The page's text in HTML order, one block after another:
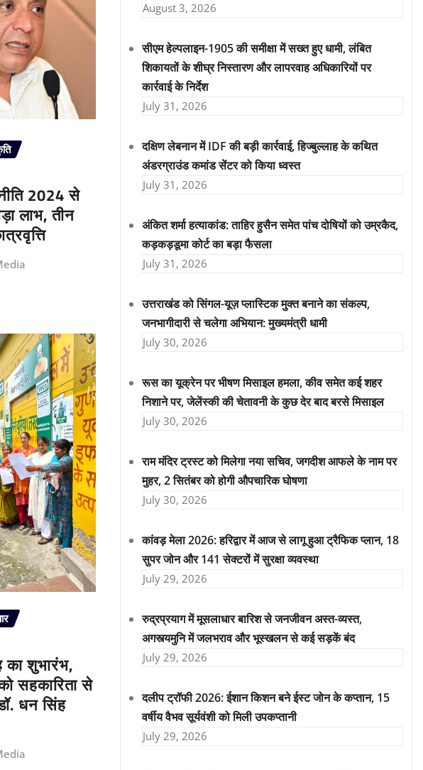
2024 से
लाभ, तीन
का शुभारंभ,
सहकारिता से
धन सिंह
August 3, 2026
सीएम हेल्पलाइन-1905 की समीक्षा में सख्त हुए धामी, लंबित
शिकायतों के शीघ्र निस्तारण और लापरवाह अधिकारियों पर
कार्रवाई के निर्देश
July 31, 2026
दक्षिण लेबनान में IDF की बड़ी कार्रवाई, हिज्बुल्लाह के कथित
अंडरग्राउंड कमांड सेंटर को किया ध्वस्त
July 31, 2026
अंकित शर्मा हत्याकांड: ताहिर हुसैन समेत पांच दोषियों को उम्रकैद,
कड़कड़डूमा कोर्ट का बड़ा फैसला
July 31, 2026
उत्तराखंड को सिंगल-यूज़ प्लास्टिक मुक्त बनाने का संकल्प,
जनभागीदारी से चलेगा अभियान: मुख्यमंत्री धामी
July 30, 2026
रूस का यूक्रेन पर भीषण मिसाइल हमला, कीव समेत कई शहर
निशाने पर, जेलेंस्की की चेतावनी के कुछ देर बाद बरसे मिसाइल
July 30, 2026
राम मंदिर ट्रस्ट को मिलेगा नया सचिव, जगदीश आफले के नाम पर
मुहर, 2 सितंबर को होगी औपचारिक घोषणा
July 30, 2026
कांवड़ मेला 2026: हरिद्वार में आज से लागू हुआ ट्रैफिक प्लान, 18
सुपर जोन और 141 सेक्टरों में सुरक्षा व्यवस्था
July 29, 2026
रुद्रप्रयाग में मूसलाधार बारिश से जनजीवन अस्त-व्यस्त,
अगस्त्यमुनि में जलभराव और भूस्खलन से कई सड़कें बंद
July 29, 2026
दलीप ट्रॉफी 2026: ईशान किशन बने ईस्ट जोन के कप्तान, 15
वर्षीय वैभव सूर्यवंशी को मिली उपकप्तानी
July 29, 2026